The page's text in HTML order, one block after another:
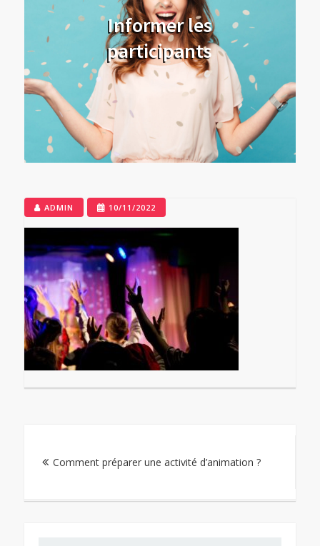
Informer les
participants
ADMIN 10/11/2022
Comment préparer une activité d’animation ?